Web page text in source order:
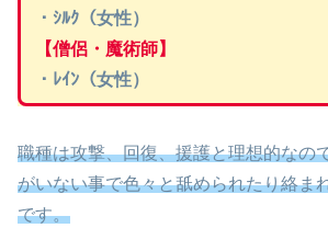
・ｼﾙｸ（女性）
【僧侶・魔術師】
・ﾚｲﾝ（女性）
職種は攻撃、回復、援護と理想的なの
がいない事で色々と舐められたり絡ま
です。